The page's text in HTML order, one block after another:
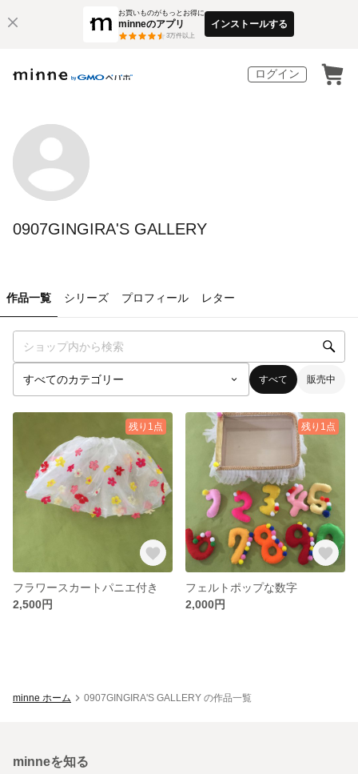
お買いものがもっとお得に
minneのアプリ
3万件以上
インストールする
ログイン
0907GINGIRA'S GALLERY
作品一覧 シリーズ プロフィール レター
すべて 販売中
残り1点
フラワースカートパニエ付き
2,500円
残り1点
フェルトポップな数字
2,000円
minne ホーム 0907GINGIRA'S GALLERY の作品一覧
minneを知る